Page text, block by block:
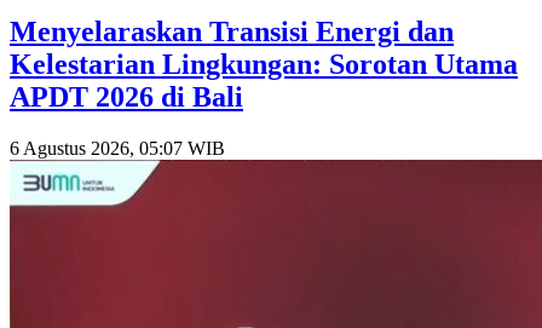
Menyelaraskan Transisi Energi dan
Kelestarian Lingkungan: Sorotan Utama
APDT 2026 di Bali
6 Agustus 2026, 05:07 WIB